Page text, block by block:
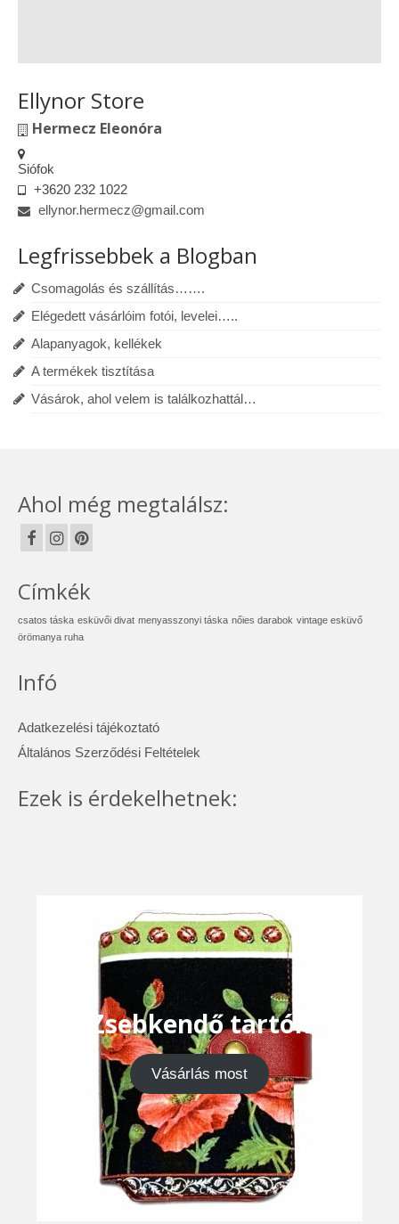
Ellynor Store
Hermecz Eleonóra
Siófok
+3620 232 1022
ellynor.hermecz@gmail.com
Legfrissebbek a Blogban
Csomagolás és szállítás…….
Elégedett vásárlóim fotói, levelei…..
Alapanyagok, kellékek
A termékek tisztítása
Vásárok, ahol velem is találkozhattál…
Ahol még megtalálsz:
Címkék
csatos táska esküvői divat menyasszonyi táska nőies darabok vintage esküvő
örömanya ruha
Infó
Adatkezelési tájékoztató
Általános Szerződési Feltételek
Ezek is érdekelhetnek:
Zsebkendő tartók
Vásárlás most